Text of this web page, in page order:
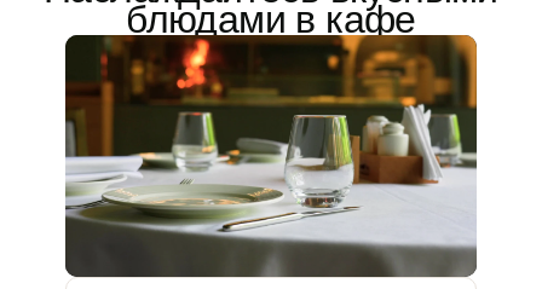
блюдами в кафе